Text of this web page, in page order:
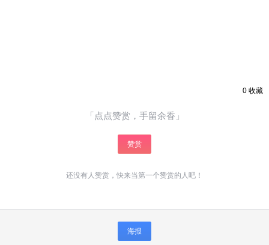
0 收藏
「点点赞赏，手留余香」
赞赏
还没有人赞赏，快来当第一个赞赏的人吧！
海报